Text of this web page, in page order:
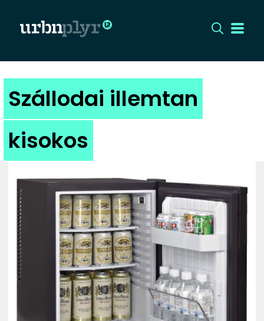
CÍMLAP
DIZÁJN
HIP
KULT
UTCA
ZENE
MÉDIAAJÁNLAT
IMPRESSZUM
Szállodai illemtan
kisokos